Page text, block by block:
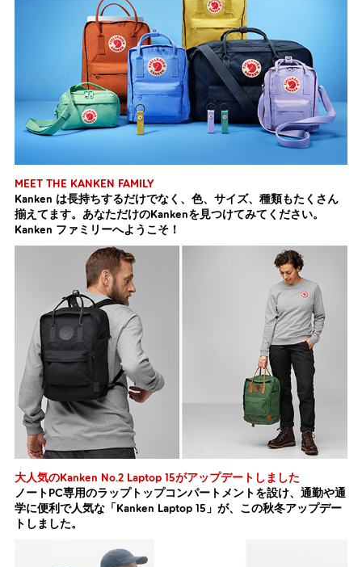
MEET THE KANKEN FAMILY
Kanken は長持ちするだけでなく、色、サイズ、種類もたくさん
揃えてます。あなただけのKankenを見つけてみてください。
Kanken ファミリーへようこそ！
大人気のKanken No.2 Laptop 15がアップデートしました
ノートPC専用のラップトップコンパートメントを設け、通勤や通
学に便利で人気な「Kanken Laptop 15」が、この秋冬アップデー
トしました。